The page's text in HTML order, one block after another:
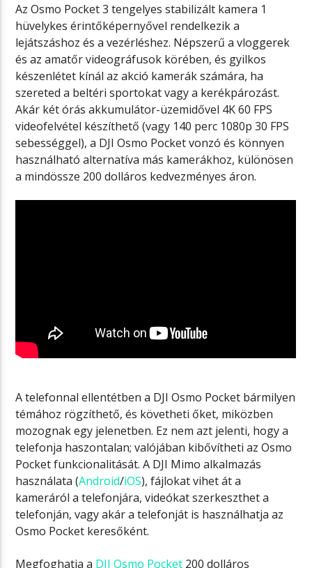
Az Osmo Pocket 3 tengelyes stabilizált kamera 1
hüvelykes érintőképernyővel rendelkezik a
lejátszáshoz és a vezérléshez. Népszerű a vloggerek
és az amatőr videográfusok körében, és gyilkos
készenlétet kínál az akció kamerák számára, ha
szereted a beltéri sportokat vagy a kerékpározást.
Akár két órás akkumulátor-üzemidővel 4K 60 FPS
videofelvétel készíthető (vagy 140 perc 1080p 30 FPS
sebességgel), a DJI Osmo Pocket vonzó és könnyen
használható alternatíva más kamerákhoz, különösen
a mindössze 200 dolláros kedvezményes áron.
A telefonnal ellentétben a DJI Osmo Pocket bármilyen
témához rögzíthető, és követheti őket, miközben
mozognak egy jelenetben. Ez nem azt jelenti, hogy a
telefonja haszontalan; valójában kibővítheti az Osmo
Pocket funkcionalitását. A DJI Mimo alkalmazás
használata (Android/iOS), fájlokat vihet át a
kameráról a telefonjára, videókat szerkeszthet a
telefonján, vagy akár a telefonját is használhatja az
Osmo Pocket keresőként.
Megfoghatja a DJI Osmo Pocket 200 dolláros